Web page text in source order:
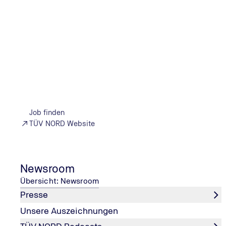
Job finden
TÜV NORD Website
Newsroom
Übersicht: Newsroom
Presse
Unsere Auszeichnungen